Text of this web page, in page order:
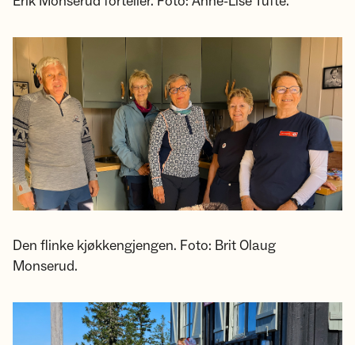
Den flinke kjøkkengjengen. Foto: Brit Olaug
Monserud.